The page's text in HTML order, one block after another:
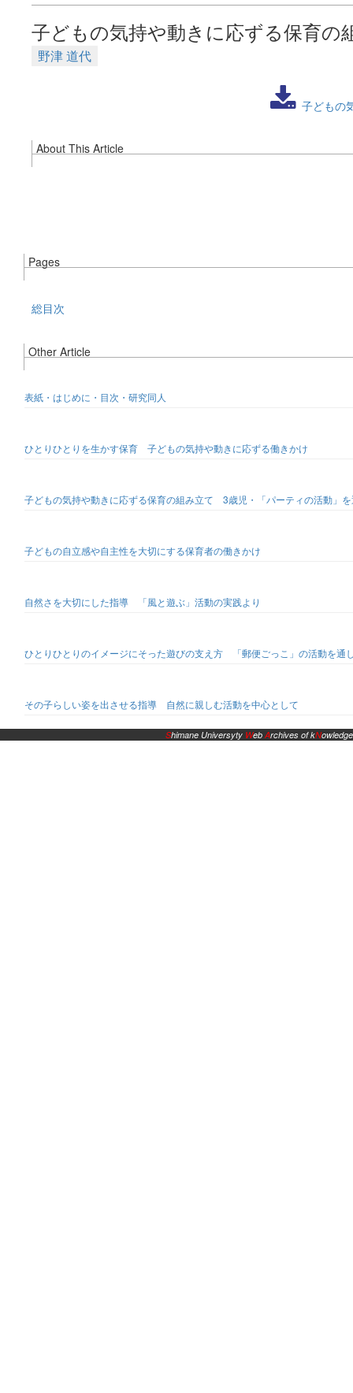
子どもの気持や動きに応ずる保育
野津 道代
子どもの
About This Article
Pages
総目次
Other Article
表紙・はじめに・目次・研究同人
ひとりひとりを生かす保育 子どもの気持や動きに応ずる働きかけ
子どもの気持や動きに応ずる保育の組み立て 3歳児・「パーティの活動」
子どもの自立感や自主性を大切にする保育者の働きかけ
自然さを大切にした指導 「風と遊ぶ」活動の実践より
ひとりひとりのイメージにそった遊びの支え方 「郵便ごっこ」の活動を通
その子らしい姿を出させる指導 自然に親しむ活動を中心として
Shimane Universyty WebArchives of kNowledge